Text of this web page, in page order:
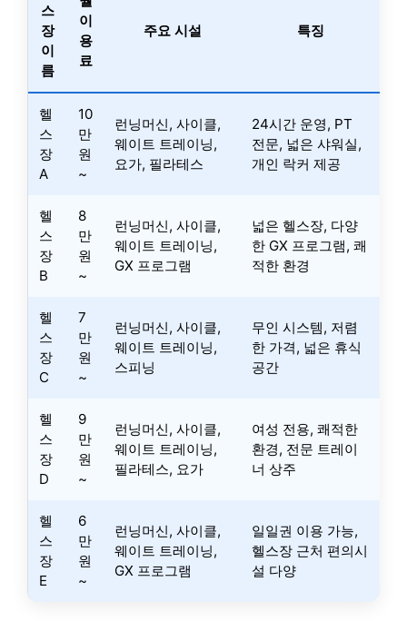
스
장
이
름
이
용
료
주요 시설 특징
헬
스
장
A
10
만
원
~
런닝머신, 사이클,
웨이트 트레이닝,
요가, 필라테스
24시간 운영, PT
전문, 넓은 샤워실,
개인 락커 제공
헬
스
장
B
8
만
원
~
런닝머신, 사이클,
웨이트 트레이닝,
GX 프로그램
넓은 헬스장, 다양
한 GX 프로그램, 쾌
적한 환경
헬
스
장
C
7
만
원
~
런닝머신, 사이클,
웨이트 트레이닝,
스피닝
무인 시스템, 저렴
한 가격, 넓은 휴식
공간
헬
스
장
D
9
만
원
~
런닝머신, 사이클,
웨이트 트레이닝,
필라테스, 요가
여성 전용, 쾌적한
환경, 전문 트레이
너 상주
헬
스
장
E
6
만
원
~
런닝머신, 사이클,
웨이트 트레이닝,
GX 프로그램
일일권 이용 가능,
헬스장 근처 편의시
설 다양